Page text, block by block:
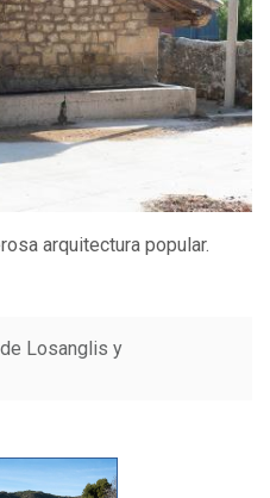
arquitectura popular.
Losanglis y